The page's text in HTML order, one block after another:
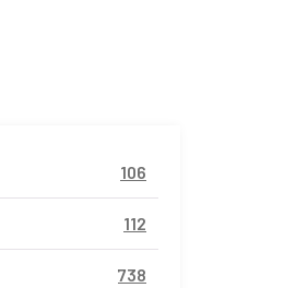
106
112
738